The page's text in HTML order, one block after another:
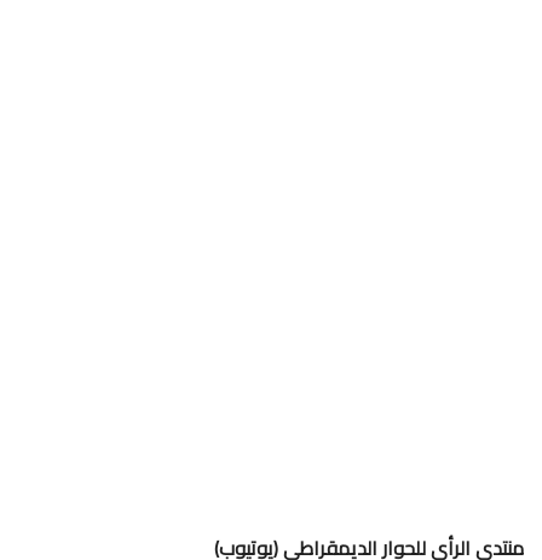
منتدى الرأي للحوار الديمقراطي (يوتيوب)